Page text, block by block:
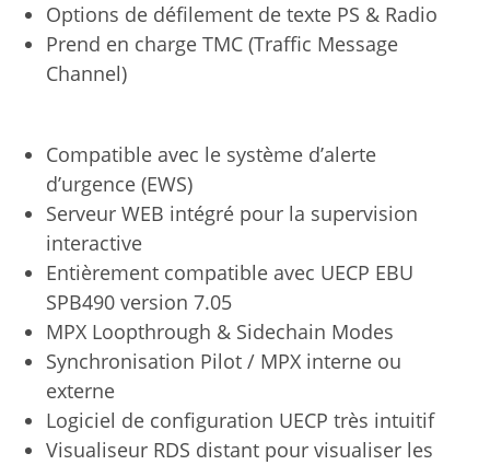
Options de défilement de texte PS & Radio
Prend en charge TMC (Traffic Message
Channel)
Compatible avec le système d’alerte
d’urgence (EWS)
Serveur WEB intégré pour la supervision
interactive
Entièrement compatible avec UECP EBU
SPB490 version 7.05
MPX Loopthrough & Sidechain Modes
Synchronisation Pilot / MPX interne ou
externe
Logiciel de configuration UECP très intuitif
Visualiseur RDS distant pour visualiser les